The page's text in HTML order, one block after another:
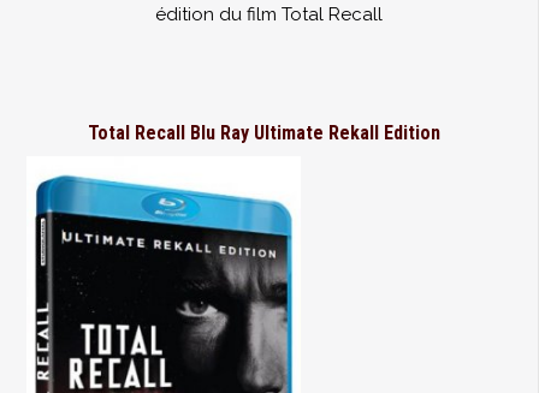
édition du film Total Recall
Total Recall Blu Ray Ultimate Rekall Edition